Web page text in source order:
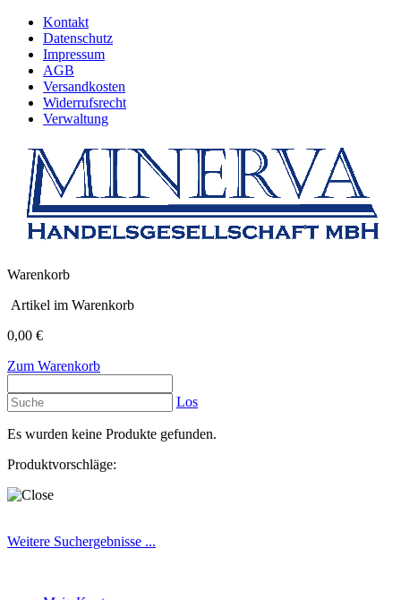
Kontakt
Datenschutz
Impressum
AGB
Versandkosten
Widerrufsrecht
Verwaltung
Warenkorb
Artikel im Warenkorb
0,00 €
Zum Warenkorb
Los
Es wurden keine Produkte gefunden.
Produktvorschläge:
Weitere Suchergebnisse ...